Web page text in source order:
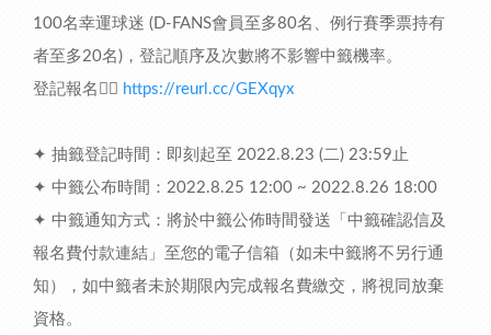
100名幸運球迷 (D-FANS會員至多80名、例行賽季票持有
者至多20名)，登記順序及次數將不影響中籤機率。
登記報名👉🏻 https://reurl.cc/GEXqyx
✦ 抽籤登記時間：即刻起至 2022.8.23 (二) 23:59止
✦ 中籤公布時間：2022.8.25 12:00 ~ 2022.8.26 18:00
✦ 中籤通知方式：將於中籤公佈時間發送「中籤確認信及
報名費付款連結」至您的電子信箱（如未中籤將不另行通
知），如中籤者未於期限內完成報名費繳交，將視同放棄
資格。